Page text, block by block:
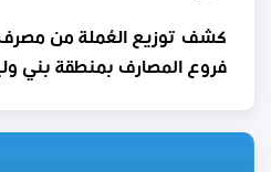
كشف توزيع العُملة من مصرف
فروع المصارف بمنطقة بني